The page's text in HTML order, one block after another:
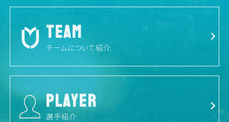
TEAM
チームについて紹介
PLAYER
選手紹介